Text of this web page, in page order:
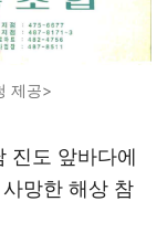
제공>
진도 앞바다에
망한 해상 참